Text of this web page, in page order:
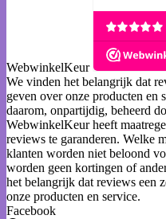
WebwinkelKeur
We vinden het belangrijk dat
geven over onze producten en
daarom, onpartijdig, beheerd
WebwinkelKeur heeft
reviews te garanderen. Welke
klanten worden niet beloond
worden geen kortingen of
het belangrijk dat reviews een
onze producten en service.
Facebook